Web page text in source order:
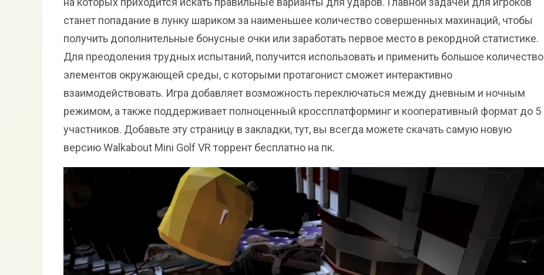
станет попадание в лунку шариком за наименьшее количество совершенных махинаций, чтобы
получить дополнительные бонусные очки или заработать первое место в рекордной статистике.
Для преодоления трудных испытаний, получится использовать и применить большое количество
элементов окружающей среды, с которыми протагонист сможет интерактивно
взаимодействовать. Игра добавляет возможность переключаться между дневным и ночным
режимом, а также поддерживает полноценный кроссплатформинг и кооперативный формат до 5
участников. Добавьте эту страницу в закладки, тут, вы всегда можете скачать самую новую
версию Walkabout Mini Golf VR торрент бесплатно на пк.